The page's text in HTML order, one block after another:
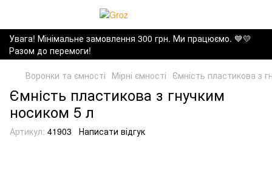
Увага! Мінімальне замовлення 300 грн. Ми працюємо. ​💙💛
Разом до перемоги!
Воронки та ємності Мірні ємності Ємність пластикова з
Ємність пластикова з гнучким
носиком 5 л
Артикул: 41903 Написати відгук